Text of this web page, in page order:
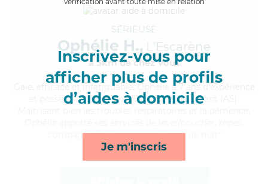
Inscrivez-vous pour
afficher plus de profils
d’aides à domicile
Je m'inscris
SÉRIEUSE
Ophélie H., L'Escarène
à 5km de chez Vous
, efficace et infatiguable, Ophélie a 7 ans d'expérience
et possède un diplôme d'Etat d'aide-soignant (AS).
compagnie/loisirs et surveillance de nuit*